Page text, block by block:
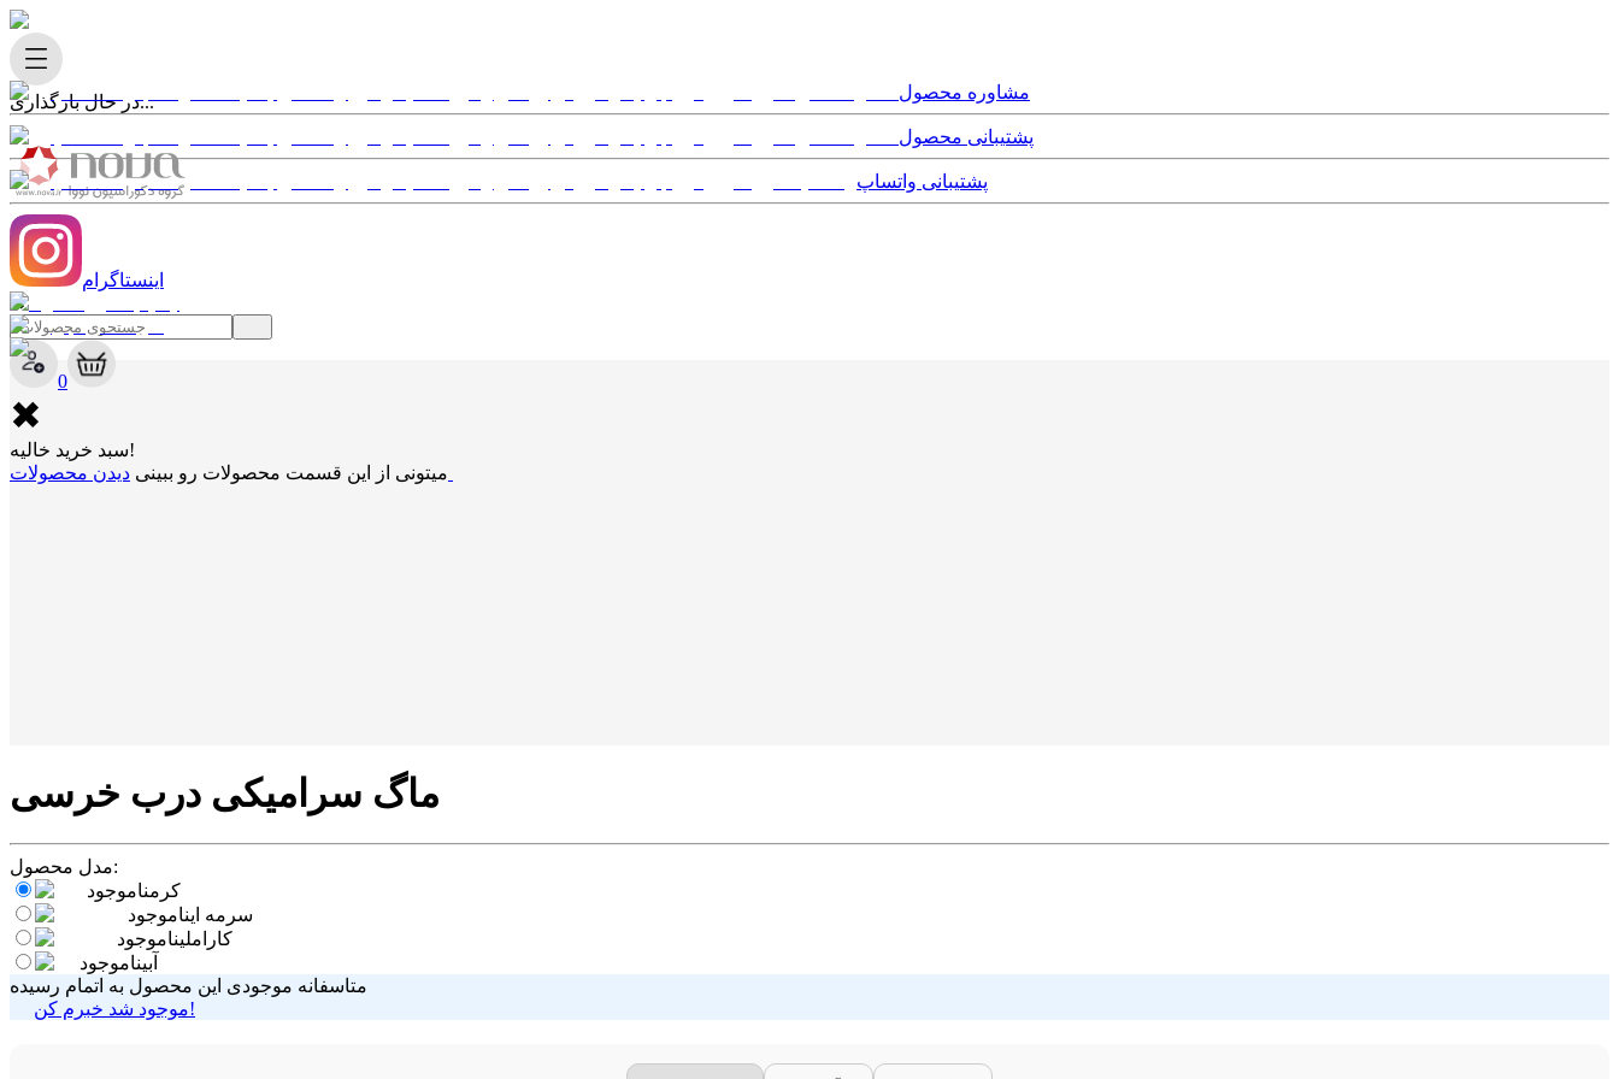
در حال بارگذاری...
✖
0
✖
سبد خرید خالیه!
میتونی از این قسمت محصولات رو ببینی
مشاوره محصول
پشتیبانی محصول
پشتیبانی واتساپ
اینستاگرام
ماگ سرامیکی درب خرسی
مدل محصول:
کرمناموجود
سرمه ایناموجود
کاراملیناموجود
آبیناموجود
متاسفانه موجودی این محصول به اتمام رسیده
موجود شد خبرم کن!